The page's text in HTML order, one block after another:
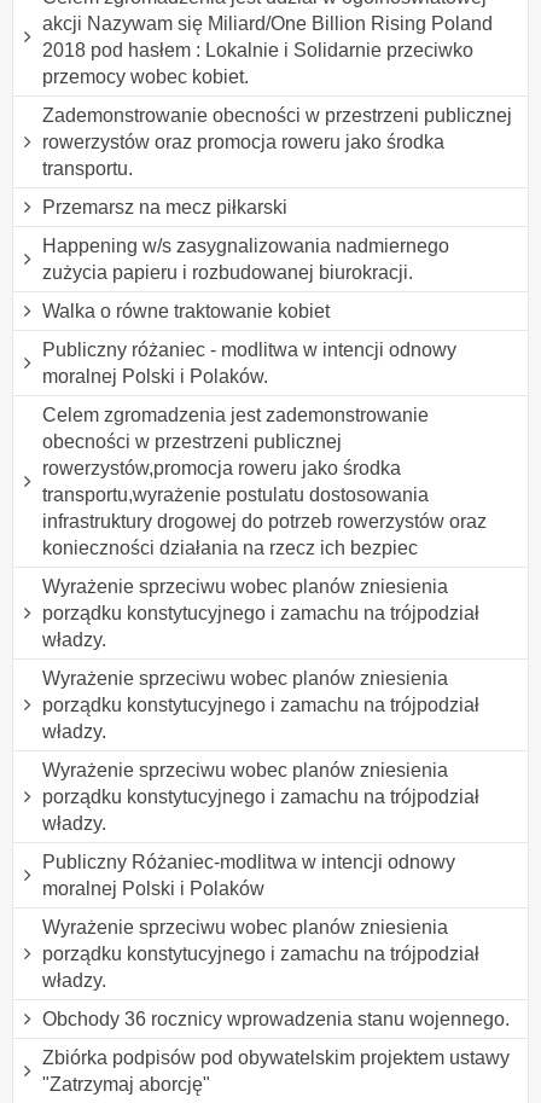
akcji Nazywam się Miliard/One Billion Rising Poland
2018 pod hasłem : Lokalnie i Solidarnie przeciwko
przemocy wobec kobiet.
Zademonstrowanie obecności w przestrzeni publicznej
rowerzystów oraz promocja roweru jako środka
transportu.
Przemarsz na mecz piłkarski
Happening w/s zasygnalizowania nadmiernego
zużycia papieru i rozbudowanej biurokracji.
Walka o równe traktowanie kobiet
Publiczny różaniec - modlitwa w intencji odnowy
moralnej Polski i Polaków.
Celem zgromadzenia jest zademonstrowanie
obecności w przestrzeni publicznej
rowerzystów,promocja roweru jako środka
transportu,wyrażenie postulatu dostosowania
infrastruktury drogowej do potrzeb rowerzystów oraz
konieczności działania na rzecz ich bezpiec
Wyrażenie sprzeciwu wobec planów zniesienia
porządku konstytucyjnego i zamachu na trójpodział
władzy.
Wyrażenie sprzeciwu wobec planów zniesienia
porządku konstytucyjnego i zamachu na trójpodział
władzy.
Wyrażenie sprzeciwu wobec planów zniesienia
porządku konstytucyjnego i zamachu na trójpodział
władzy.
Publiczny Różaniec-modlitwa w intencji odnowy
moralnej Polski i Polaków
Wyrażenie sprzeciwu wobec planów zniesienia
porządku konstytucyjnego i zamachu na trójpodział
władzy.
Obchody 36 rocznicy wprowadzenia stanu wojennego.
Zbiórka podpisów pod obywatelskim projektem ustawy
"Zatrzymaj aborcję"